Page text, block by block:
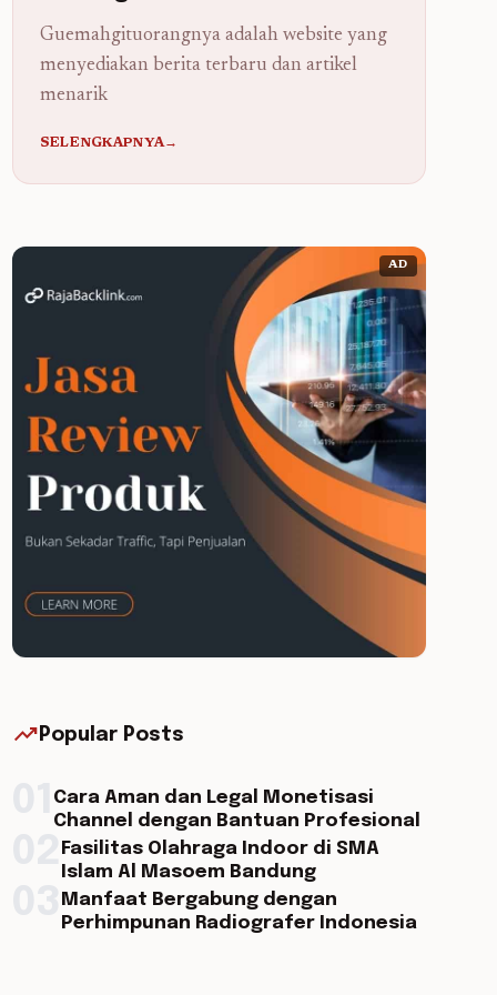
Guemahgituorangnya adalah website yang
menyediakan berita terbaru dan artikel
menarik
SELENGKAPNYA→
AD
trending_up Popular Posts
Cara Aman dan Legal Monetisasi
Channel dengan Bantuan Profesional
Fasilitas Olahraga Indoor di SMA
Islam Al Masoem Bandung
Manfaat Bergabung dengan
Perhimpunan Radiografer Indonesia